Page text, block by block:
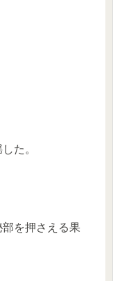
た。
を押さえる果